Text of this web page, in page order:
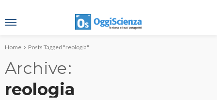
Home Posts Tagged "reologia"
Archive
reologia